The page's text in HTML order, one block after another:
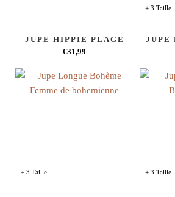
JUPE HIPPIE PLAGE
€31,99
+ 3 Taille
JUPE
+ 3 Taille + 3 Taille